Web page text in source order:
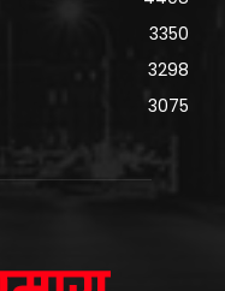
3350
3298
3075